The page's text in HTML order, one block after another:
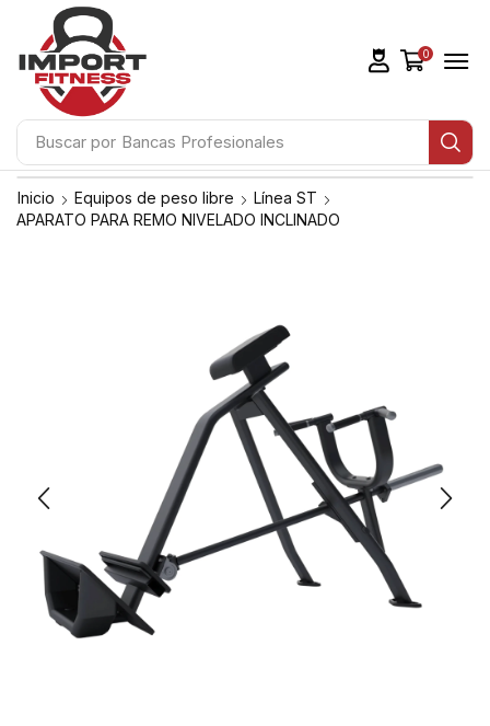
Buscar por Bancas Profesionales
0
Inicio Equipos de peso libre
Línea ST
APARATO PARA REMO NIVELADO INCLINADO